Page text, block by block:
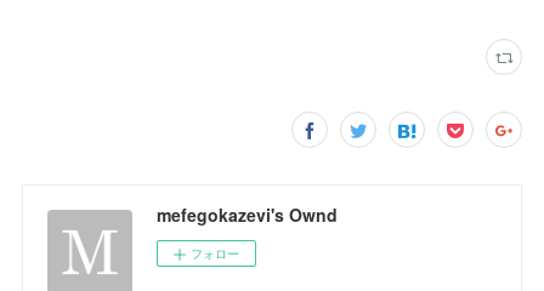
mefegokazevi's Ownd
フォロー